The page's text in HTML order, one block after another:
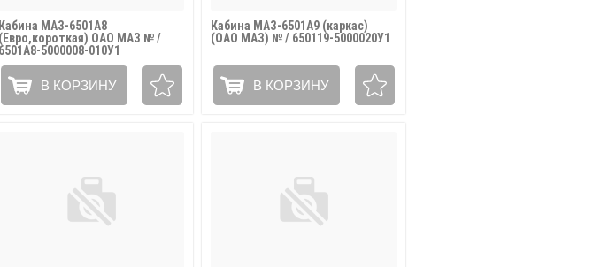
Кабина МАЗ-6501А8
(Евро,короткая) ОАО МАЗ № /
6501А8-5000008-010У1
В КОРЗИНУ
Кабина МАЗ-6501А9 (каркас)
(ОАО МАЗ) № / 650119-5000020У1
В КОРЗИНУ